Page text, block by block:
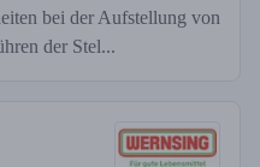
bei der Aufstellung von
der Stel...